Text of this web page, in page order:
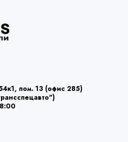
пом. 13 (офис 285)